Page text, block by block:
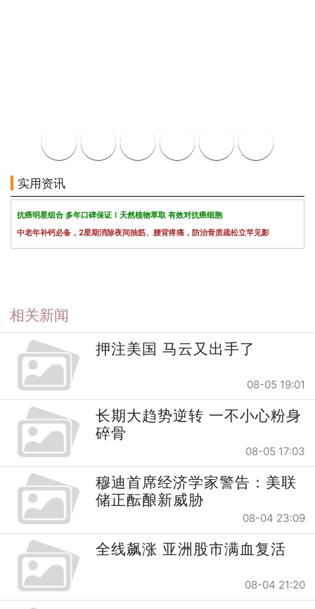
实用资讯
抗癌明星组合 多年口碑保证！天然植物萃取 有效对抗癌细胞
中老年补钙必备，2星期消除夜间抽筋、腰背疼痛，防治骨质疏松立竿见影
相关新闻
押注美国 马云又出手了
08-05 19:01
长期大趋势逆转 一不小心粉身
碎骨
08-05 17:03
穆迪首席经济学家警告：美联
储正酝酿新威胁
08-04 23:09
全线飙涨 亚洲股市满血复活
08-04 21:20